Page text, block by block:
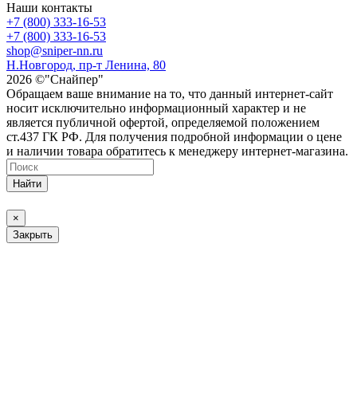
Наши контакты
+7 (800) 333-16-53
+7 (800) 333-16-53
shop@sniper-nn.ru
Н.Новгород, пр-т Ленина, 80
2026 ©"Снайпер"
Обращаем ваше внимание на то, что данный интернет-сайт
носит исключительно информационный характер и не
является публичной офертой, определяемой положением
ст.437 ГК РФ. Для получения подробной информации о цене
и наличии товара обратитесь к менеджеру интернет-магазина.
Найти
×
Закрыть